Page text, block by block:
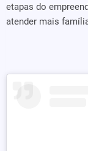
etapas do
atender mais